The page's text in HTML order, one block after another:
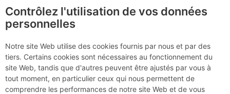
Évenos (Gorges du
Destel) - Capri : Princesse
Kabyle
Dimanche 12 mars 2017
Contrôlez l'utilisation de vos données
personnelles
Notre site Web utilise des cookies fournis par nous et par des
tiers. Certains cookies sont nécessaires au fonctionnement du
site Web, tandis que d'autres peuvent être ajustés par vous à
tout moment, en particulier ceux qui nous permettent de
comprendre les performances de notre site Web et de vous